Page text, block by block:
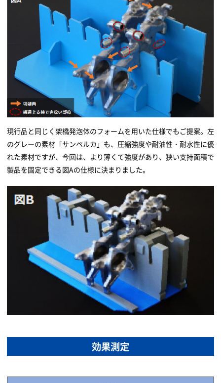
現行品と同じく架橋発泡体のフォームを用いた仕様でもご提案。左
のグレーの素材「サンペルカ」も、圧縮強度や耐油性・耐水性に優
れた素材ですが、今回は、より薄くて強度があり、狭い支持面積で
製品を固定できる図Aの仕様に決まりました。
効果測定